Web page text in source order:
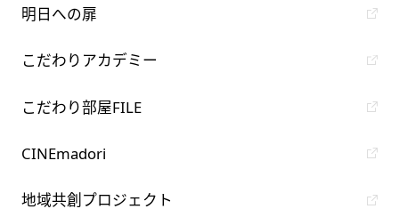
明日への扉
こだわりアカデミー
こだわり部屋FILE
CINEmadori
地域共創プロジェクト